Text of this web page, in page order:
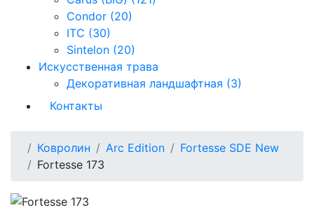
Condor (20)
ITC (30)
Sintelon (20)
Искусственная трава
Декоративная ландшафтная (3)
Контакты
Ковролин Arc Edition
Fortesse SDE New
Fortesse 173